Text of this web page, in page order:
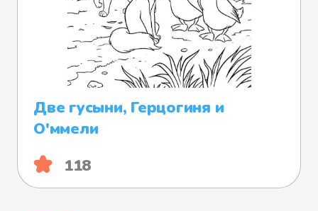
Две гусыни, Герцогиня и
О'ммели
118